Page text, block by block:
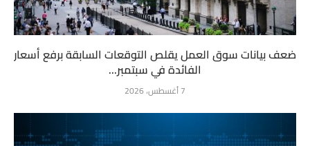
ضعف بيانات سوق العمل يقلص التوقعات السابقة برفع أسعار
الفائدة في سبتمبر...
7 أغسطس، 2026